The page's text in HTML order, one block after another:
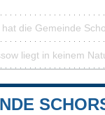
hat die Gemeinde
liegt in keinem